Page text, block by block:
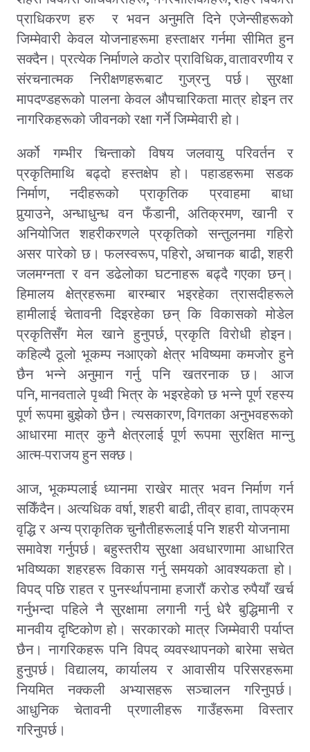
प्राधिकरण हरु र भवन अनुमति दिने एजेन्सीहरूको
जिम्मेवारी केवल योजनाहरूमा हस्ताक्षर गर्नमा सीमित हुन
सक्दैन। प्रत्येक निर्माणले कठोर प्राविधिक,वातावरणीय र
संरचनात्मक निरीक्षणहरूबाट गुज्रनु पर्छ। सुरक्षा
मापदण्डहरूको पालना केवल औपचारिकता मात्र होइन तर
नागरिकहरूको जीवनको रक्षा गर्ने जिम्मेवारी हो।
अर्को गम्भीर चिन्ताको विषय जलवायु परिवर्तन र
प्रकृतिमाथि बढ्दो हस्तक्षेप हो। पहाडहरूमा सडक
निर्माण,नदीहरूको प्राकृतिक प्रवाहमा बाधा
पुर्‍याउने, अन्धाधुन्ध वन फँडानी, अतिक्रमण,खानी र
अनियोजित शहरीकरणले प्रकृतिको सन्तुलनमा गहिरो
असर पारेको छ। फलस्वरूप,पहिरो,अचानक बाढी,शहरी
जलमग्नता र वन डढेलोका घटनाहरू बढ्दै गएका छन्।
हिमालय क्षेत्रहरूमा बारम्बार भइरहेका त्रासदीहरूले
हामीलाई चेतावनी दिइरहेका छन् कि विकासको मोडेल
प्रकृतिसँग मेल खाने हुनुपर्छ,प्रकृति विरोधी होइन।
कहिल्यै ठूलो भूकम्प नआएको क्षेत्र भविष्यमा कमजोर हुने
छैन भन्ने अनुमान गर्नु पनि खतरनाक छ। आज
पनि,मानवताले पृथ्वी भित्र के भइरहेको छ भन्ने पूर्ण रहस्य
पूर्ण रूपमा बुझेको छैन। त्यसकारण,विगतका अनुभवहरूको
आधारमा मात्र कुनै क्षेत्रलाई पूर्ण रूपमा सुरक्षित मान्नु
आत्म-पराजय हुन सक्छ।
आज, भूकम्पलाई ध्यानमा राखेर मात्र भवन निर्माण गर्न
सकिँदैन। अत्यधिक वर्षा,शहरी बाढी,तीव्र हावा,तापक्रम
वृद्धि र अन्य प्राकृतिक चुनौतीहरूलाई पनि शहरी योजनामा ​​
समावेश गर्नुपर्छ। बहुस्तरीय सुरक्षा अवधारणामा आधारित
भविष्यका शहरहरू विकास गर्नु समयको आवश्यकता हो।
विपद् पछि राहत र पुनर्स्थापनामा हजारौं करोड रुपैयाँ खर्च
गर्नुभन्दा पहिले नै सुरक्षामा लगानी गर्नु धेरै बुद्धिमानी र
मानवीय दृष्टिकोण हो। सरकारको मात्र जिम्मेवारी पर्याप्त
छैन। नागरिकहरू पनि विपद् व्यवस्थापनको बारेमा सचेत
हुनुपर्छ। विद्यालय,कार्यालय र आवासीय परिसरहरूमा
नियमित नक्कली अभ्यासहरू सञ्चालन गरिनुपर्छ।
आधुनिक चेतावनी प्रणालीहरू गाउँहरूमा विस्तार
गरिनुपर्छ।